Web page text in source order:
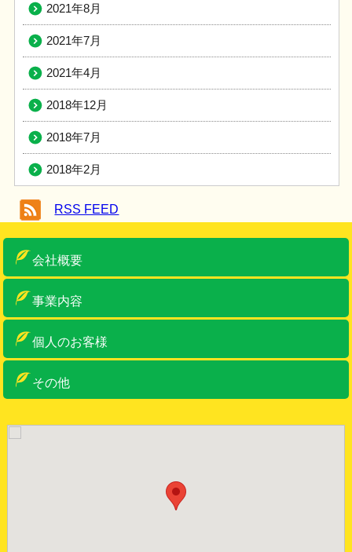
2021年8月
2021年7月
2021年4月
2018年12月
2018年7月
2018年2月
RSS FEED
会社概要
ご挨拶
概要
アクセス
車両・設備紹介
許可一覧
事業内容
産業廃棄物収集運搬
産業廃棄物中間処理・リサイクル
ゼロ・エミッションへの取り組み
特別管理産業廃棄物収集運搬
事務系一般産廃物
古物商・金属くず類回収業
リサイクルボックス
個人のお客様
個人のお客様
リサイクルボックス
その他